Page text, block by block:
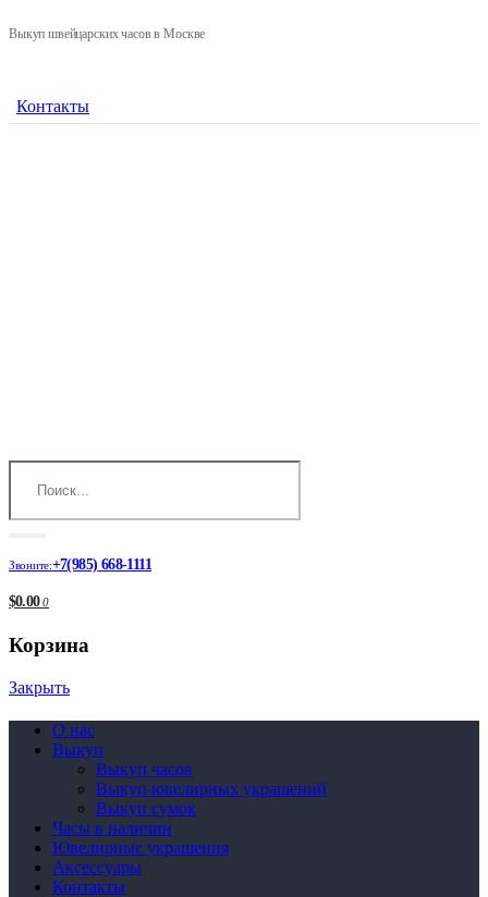
Выкуп швейцарских часов в Москве
Контакты
Звоните:+7(985) 668-1111
$0.00 0
Корзина
Закрыть
О нас
Выкуп
Выкуп часов
Выкуп ювелирных украшений
Выкуп сумок
Часы в наличии
Ювелирные украшения
Аксессуары
Контакты